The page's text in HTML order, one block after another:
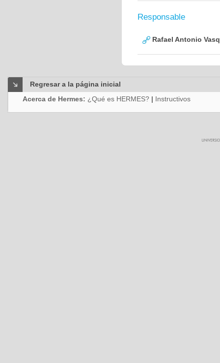
Responsable
Rafael Antonio
Regresar a la página inicial
Acerca de Hermes: ¿Qué es HERMES? | Instructivos